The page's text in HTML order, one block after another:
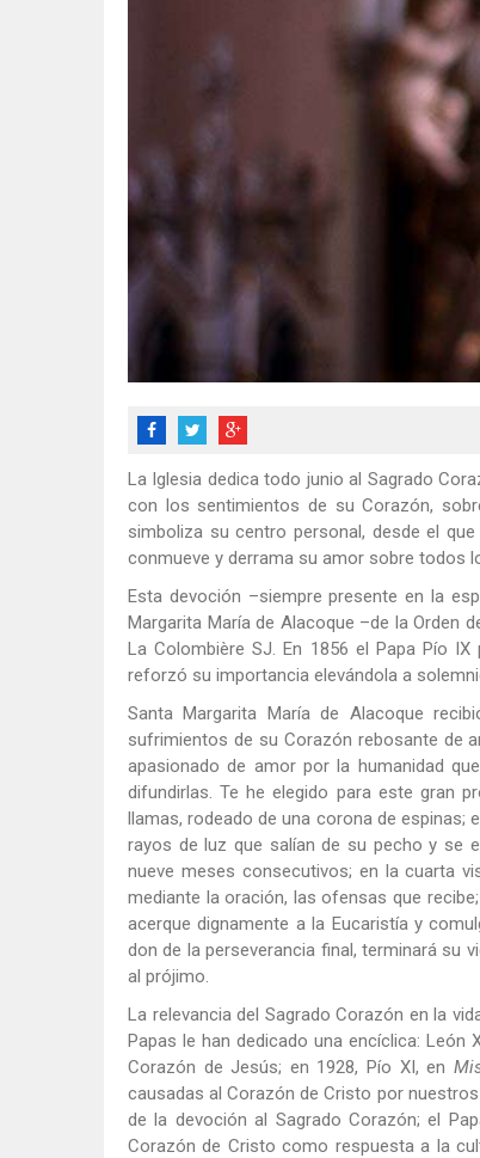
La Iglesia dedica todo junio al Sagrado
con los sentimientos de su Corazón,
simboliza su centro personal, desde el
conmueve y derrama su amor sobre todos
Esta devoción –siempre presente en la
Margarita María de Alacoque –de la Orden
La Colombière SJ. En 1856 el Papa Pío
reforzó su importancia elevándola a
Santa Margarita María de Alacoque
sufrimientos de su Corazón rebosante de
apasionado de amor por la humanidad
difundirlas. Te he elegido para este gran
llamas, rodeado de una corona de espinas;
rayos de luz que salían de su pecho y se
nueve meses consecutivos; en la cuarta
mediante la oración, las ofensas que
acerque dignamente a la Eucaristía y
don de la perseverancia final, terminará su
al prójimo.
La relevancia del Sagrado Corazón en la
Papas le han dedicado una encíclica: León
Corazón de Jesús; en 1928, Pío XI, en
causadas al Corazón de Cristo por
de la devoción al Sagrado Corazón; el
Corazón de Cristo como respuesta a la